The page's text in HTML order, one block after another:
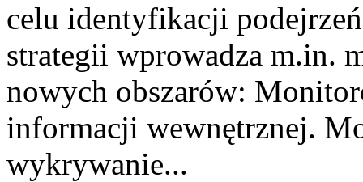
celu identyfikacji
strategii wprowadza m.in.
nowych obszarów:
informacji wewnętrznej.
wykrywanie...